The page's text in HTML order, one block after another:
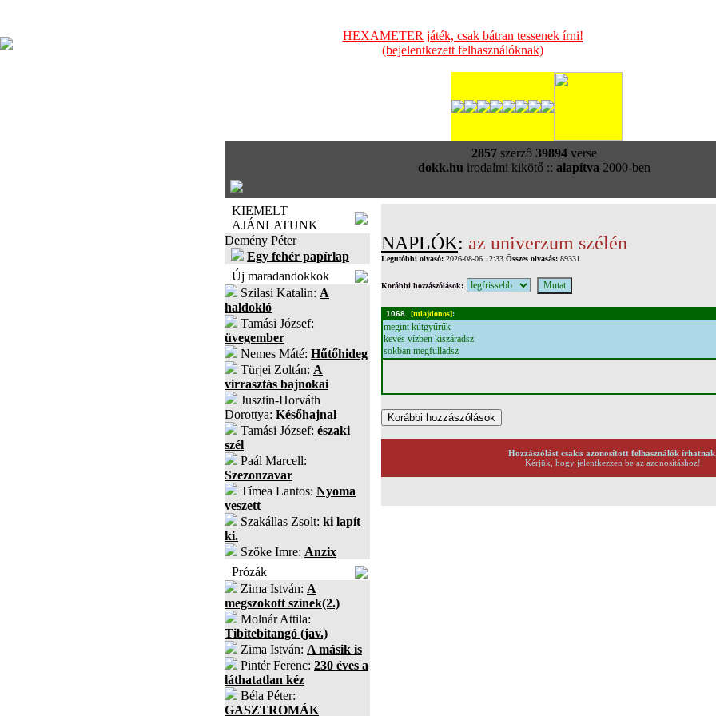
HEXAMETER játék, csak bátran tessenek írni!
(bejelentkezett felhasználóknak)
2857szerző 39894verse
dokk.hu irodalmi kikötő :: alapítva 2000-ben
KIEMELT
AJÁNLATUNK
Demény Péter
Egy fehér papírlap
Új maradandokkok
Szilasi Katalin: A
haldokló
Tamási József:
üvegember
Nemes Máté: Hűtőhideg
Türjei Zoltán: A
virrasztás bajnokai
Jusztin-Horváth
Dorottya: Későhajnal
Tamási József: északi
szél
Paál Marcell:
Szezonzavar
Tímea Lantos: Nyoma
veszett
Szakállas Zsolt: ki lapít
ki.
Szőke Imre: Anzix
Prózák
Zima István: A
megszokott színek(2.)
Molnár Attila:
Tibitebitangó (jav.)
Zima István: A másik is
Pintér Ferenc: 230 éves a
láthatatlan kéz
Béla Péter:
GASZTROMÁK
NAPLÓK: az univerzum szélén
Legutóbbi olvasó: 2026-08-06 12:33 Összes olvasás: 89331
Korábbi hozzászólások:
1068. [tulajdonos]:
megint kútgyűrűk
kevés vízben kiszáradsz
sokban megfulladsz
Hozzászólást csakis azonosított felhasználók
Kérjük, hogy jelentkezzen be az azonosításhoz!